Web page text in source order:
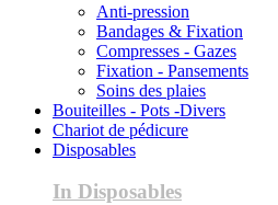
Anti-pression
Bandages & Fixation
Compresses - Gazes
Fixation - Pansements
Soins des plaies
Bouiteilles - Pots -Divers
Chariot de pédicure
Disposables
In Disposables